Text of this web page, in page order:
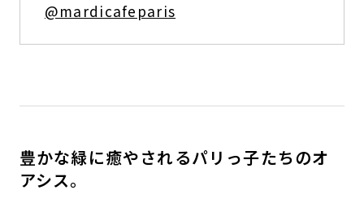
@mardicafeparis
豊かな緑に癒やされるパリっ子たちのオ
アシス。